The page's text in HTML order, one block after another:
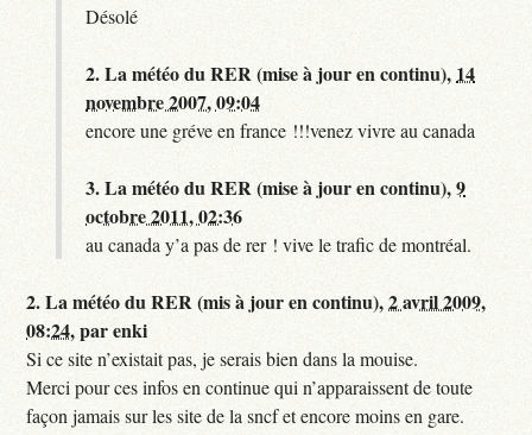
Désolé
2.La météo du RER (mise à jour en continu), 14
novembre 2007, 09:04
encore une gréve en france !!!venez vivre au canada
3.La météo du RER (mise à jour en continu),9
octobre 2011, 02:36
au canada y’a pas de rer ! vive le trafic de montréal.
2.La météo du RER (mis à jour en continu),2 avril 2009,
08:24,parenki
Si ce site n’existait pas, je serais bien dans la mouise.
Merci pour ces infos en continue qui n’apparaissent de toute
façon jamais sur les site de la sncf et encore moins en gare.